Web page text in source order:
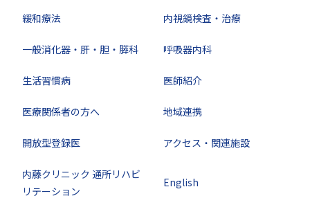
緩和療法 内視鏡検査・治療
一般消化器・肝・胆・膵科 呼吸器内科
生活習慣病 医師紹介
医療関係者の方へ 地域連携
開放型登録医 アクセス・関連施設
内藤クリニック 通所リハビ
リテーション
English